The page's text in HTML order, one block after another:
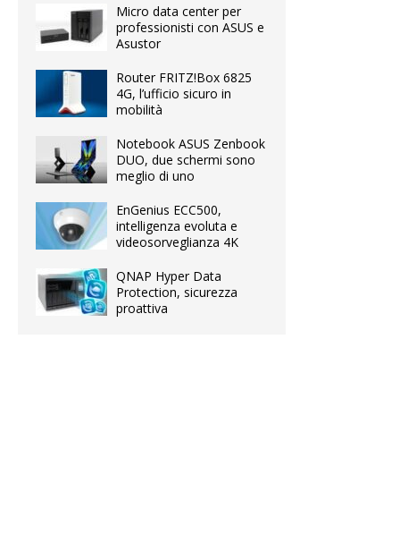
Micro data center per
professionisti con ASUS e
Asustor
Router FRITZ!Box 6825
4G, l’ufficio sicuro in
mobilità
Notebook ASUS Zenbook
DUO, due schermi sono
meglio di uno
EnGenius ECC500,
intelligenza evoluta e
videosorveglianza 4K
QNAP Hyper Data
Protection, sicurezza
proattiva